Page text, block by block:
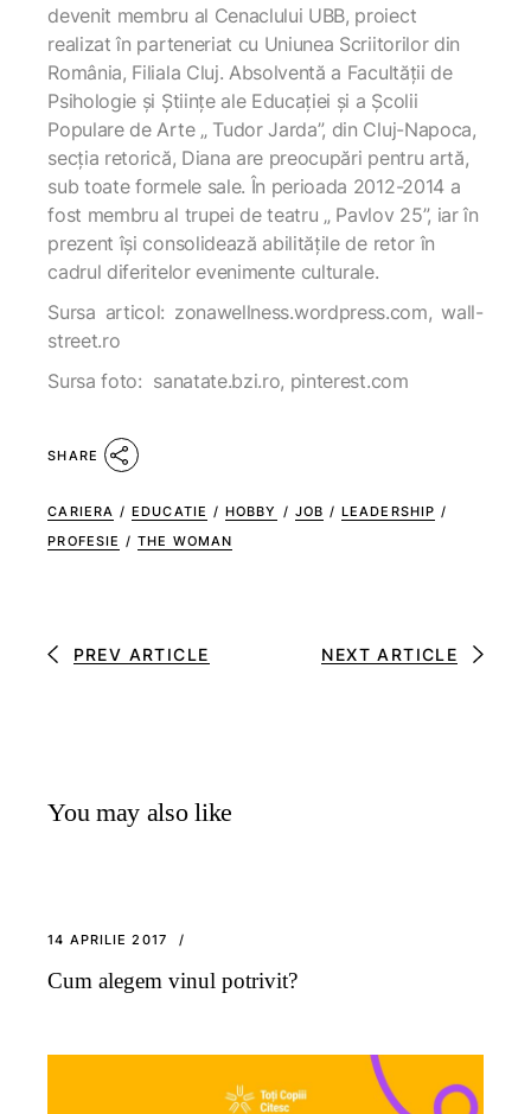
devenit membru al Cenaclului UBB, proiect
realizat în parteneriat cu Uniunea Scriitorilor din
România, Filiala Cluj. Absolventă a Facultății de
Psihologie și Științe ale Educației și a Școlii
Populare de Arte „ Tudor Jarda”, din Cluj-Napoca,
secția retorică, Diana are preocupări pentru artă,
sub toate formele sale. În perioada 2012-2014 a
fost membru al trupei de teatru „ Pavlov 25”, iar în
prezent își consolidează abilitățile de retor în
cadrul diferitelor evenimente culturale.
Sursa articol: zonawellness.wordpress.com, wall-
street.ro
Sursa foto: sanatate.bzi.ro, pinterest.com
SHARE
CARIERA / EDUCATIE / HOBBY / JOB / LEADERSHIP /
PROFESIE / THE WOMAN
PREV ARTICLE NEXT ARTICLE
You may also like
14 APRILIE 2017
Cum alegem vinul potrivit?